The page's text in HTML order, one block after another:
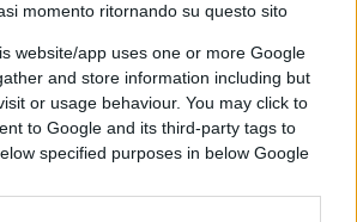
momento ritornando su questo sito
website/app uses one or more Google
and store information including but
or usage behaviour. You may click to
to Google and its third-party tags to
specified purposes in below Google
dei membri del Csm
. In realtà è vero il
a limitarne il peso. I togati
tra tutti i magistrati, i laici da una
Parlamento con maggioranze